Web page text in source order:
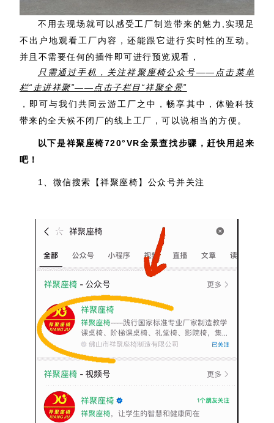
不用去现场就可以感受工厂制造带来的魅力,实现足
不出户地观看工厂内容，还能跟它进行实时性的互动。
并且不需要任何的插件即可进行预览观看，
只需通过手机，关注祥聚座椅公众号——点击菜单
栏“走进祥聚”——点击子栏目“祥聚全景”
，即可与我们共同云游工厂之中，畅享其中，体验科技
带来的全天候不闭厂的线上工厂，可以说相当的方便。
以下是祥聚座椅720°VR全景查找步骤，赶快用起来
吧！
1、微信搜索【祥聚座椅】公众号并关注